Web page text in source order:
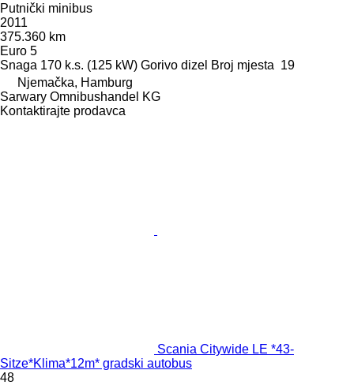
Putnički minibus
2011
375.360 km
Euro 5
Snaga 170 k.s. (125 kW) Gorivo dizel Broj mjesta 19
Njemačka, Hamburg
Sarwary Omnibushandel KG
Kontaktirajte prodavca
Scania Citywide LE *43-
Sitze*Klima*12m* gradski autobus
48